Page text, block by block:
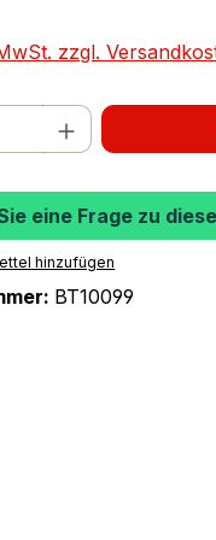
zzgl.
Gib
eine Frage zu
hinzufügen
BT10099